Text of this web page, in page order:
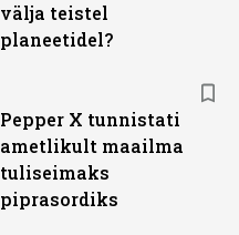
välja teistel
planeetidel?
Pepper X tunnistati
ametlikult maailma
tuliseimaks
piprasordiks